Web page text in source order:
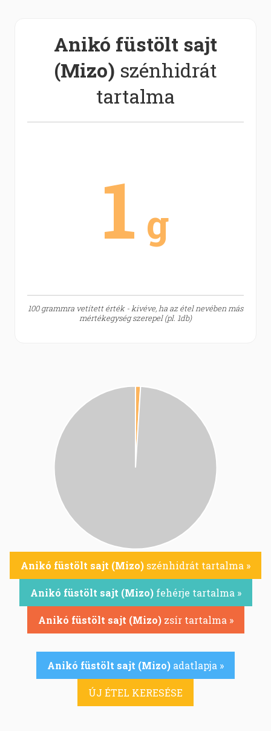
Anikó füstölt sajt
(Mizo) szénhidrát
tartalma
1 g
100 grammra vetített érték - kivéve, ha az étel nevében más
mértékegység szerepel (pl. 1db)
Anikó füstölt sajt (Mizo) szénhidrát tartalma »
Anikó füstölt sajt (Mizo)fehérje tartalma »
Anikó füstölt sajt (Mizo)zsír tartalma »
Anikó füstölt sajt (Mizo) adatlapja »
ÚJ ÉTEL KERESÉSE